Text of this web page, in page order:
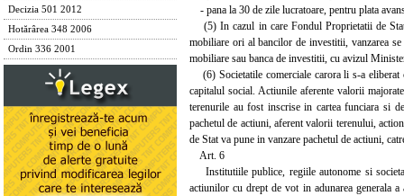
Decizia 501 2012
Hotărârea 348 2006
Ordin 336 2001
- pana la 30 de zile lucratoare, pentru plata
(5) In cazul in care Fondul Proprietatii de Stat
mobiliare ori al bancilor de investitii, vanzarea
mobiliare sau banca de investitii, cu avizul
(6) Societatile comerciale carora li s-a eliberat
capitalul social. Actiunile aferente valorii
terenurile au fost inscrise in cartea funciara si
pachetul de actiuni, aferent valorii terenului,
de Stat va pune in vanzare pachetul de actiuni,
Art. 6
Institutiile publice, regiile autonome si
actiunilor cu drept de vot in adunarea generala